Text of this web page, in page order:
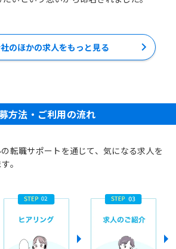
のほかの求人をもっと見る
方法・ご利用の流れ
転職サポートを通じて、気になる求人を
。